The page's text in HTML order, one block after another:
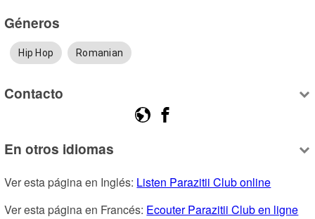
Géneros
Hip Hop Romanian
Contacto
En otros idiomas
Ver esta página en Inglés: Listen Parazitii Club online
Ver esta página en Francés: Ecouter Parazitii Club en ligne